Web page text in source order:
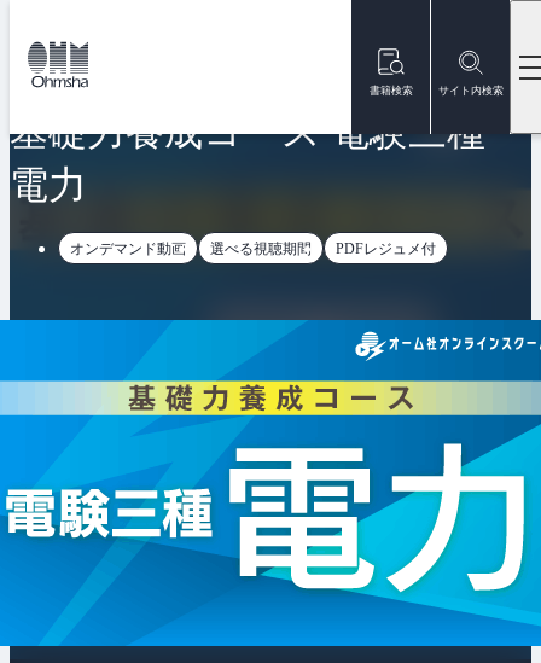
書籍検索 サイト内検索
トップ
基礎力養成コース 電験三種
電力
オンデマンド動画 選べる視聴期間 PDFレジュメ付